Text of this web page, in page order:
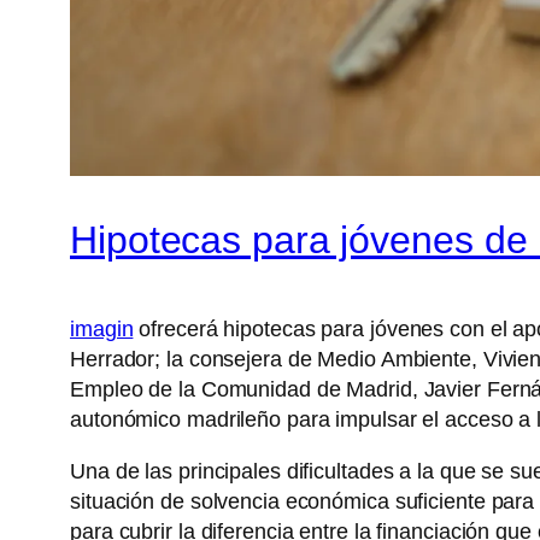
Hipotecas para jóvenes
imagin ofrecerá hipotecas para jóvenes con el
Herrador; la consejera de Medio Ambiente,
Empleo de la Comunidad de Madrid, Javier
autonómico madrileño para impulsar el acceso
Una de las principales dificultades a la que se
situación de solvencia económica suficiente
para cubrir la diferencia entre la financiación